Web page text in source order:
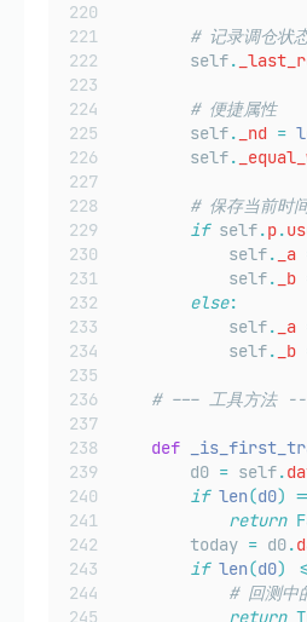
# 记录调仓状
        self
.
# 便捷属性
        self
. _nd =
        self
.
# 保存当前时
if self.p.
            self
. _a
            self
. _b
else:
            self
. _a
            self
. _b
# --- 工具方
def
        d0
= self.
if len(d0)
return
        today
= d0.
if len(d0)
# 回测中
return